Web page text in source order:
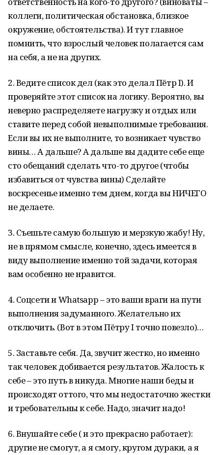
коллеги, политическая обстановка, близкое
окружение, обстоятельства). И тут главное
помнить, что взрослый человек полагается сам
на себя, а не на других.
2. Ведите список дел (как это делал Пётр I). И
проверяйте этот список на логику. Вероятно, вы
неверно распределяете нагрузку и отдых или
ставите перед собой невыполнимые требования.
Если вы их не выполните, то возникает чувство
вины… А дальше? А дальше вы дадите себе еще
сто обещаний сделать что-то другое (чтобы
избавиться от чувства вины) Сделайте
воскресенье именно тем днем, когда вы НИЧЕГО
не делаете.
3. Съешьте самую большую и мерзкую жабу! Ну,
не в прямом смысле, конечно, здесь имеется в
виду выполнение именно той задачи, которая
вам особенно не нравится.
4. Соцсети и Whatsapp – это ваши враги на пути
выполнения задуманного. Желательно их
отключить. (Вот в этом Пётру I точно повезло)…
5. Заставьте себя. Да, звучит жестко, но именно
так человек добивается результатов. Жалость к
себе – это путь в никуда. Многие наши беды и
происходят оттого, что мы недостаточно жестки
и требовательны к себе. Надо, значит надо!
6. Внушайте себе ( и это прекрасно работает):
другие не смогут, а я смогу, кругом дураки, а я